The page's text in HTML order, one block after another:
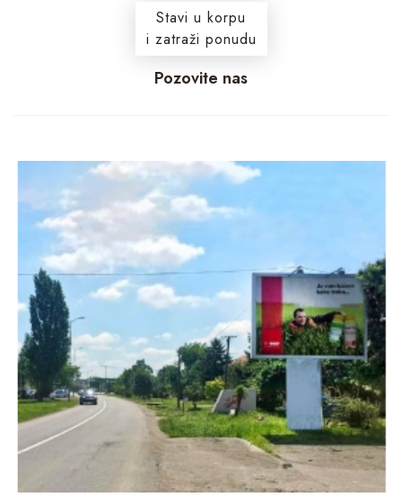
Stavi u korpu
i zatraži ponudu
Pozovite nas